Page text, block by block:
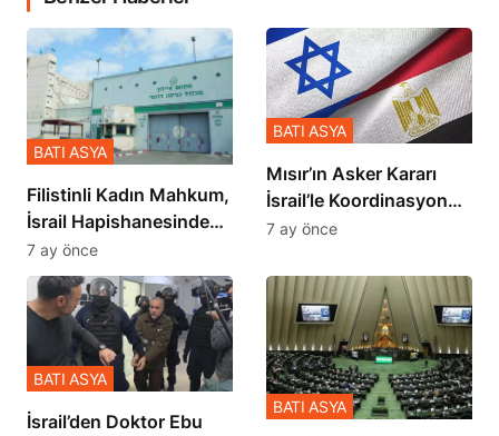
Filistinli Kadın Mahkum,
İsrail Hapishanesindeki
Zulmü Anlattı
BATI ASYA
7 ay önce
Mısır’ın Asker Kararı
İsrail’le Koordinasyon
İçinde Gerçekleşmiş
BATI ASYA
7 ay önce
İsrail’den Doktor Ebu
BATI ASYA
BATI ASYA